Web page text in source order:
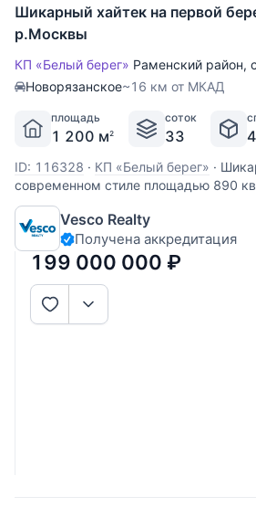
Шикарный хайтек на первой
р.Москвы
КП «Белый берег» Раменский район,
Новорязанское~16 км от МКАД
площадь
1 200 м2
соток
33 4
ID: 116328 · КП «Белый берег» ·
современном стиле площадью 890
участке 33 сотки на первой линии от
земельном участке проведены
проложены прогулочные дорожки,
выполнено уличное освещение,
Vesco Realty
Получена аккредитация
199 000 000 ₽